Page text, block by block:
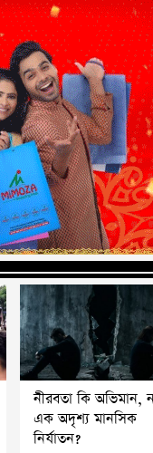
নীরবতা কি অভিমান,
এক অদৃশ্য মানসিক
নির্যাতন?